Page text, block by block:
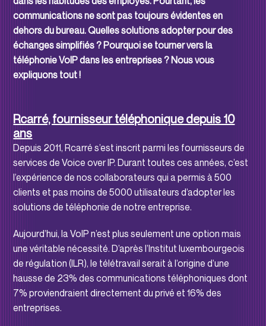
communications ne sont pas toujours évidentes en
dehors du bureau.Quelles solutions adopter pour des
échanges simplifiés ? Pourquoi se tourner vers la
téléphonie VoIP dans les entreprises ? Nous vous
expliquons tout !
Rcarré, fournisseur téléphonique depuis 10
ans
Depuis 2011, Rcarré s’est inscrit parmi les fournisseurs de
services de Voice over IP. Durant toutes ces années, c’est
l’expérience de nos collaborateurs qui a permis à 500
clients et pas moins de 5000 utilisateurs d’adopter les
solutions de téléphonie de notre entreprise.
Aujourd’hui, la VoIP n’est plus seulement une option mais
une véritable nécessité. D’après l’Institut luxembourgeois
de régulation (ILR), le télétravail serait à l’origine d’une
hausse de 23% des communications téléphoniques dont
7% proviendraient directement du privé et 16% des
entreprises.